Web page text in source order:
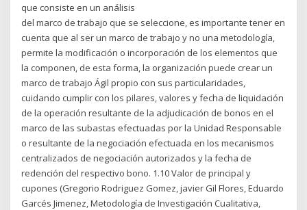
que consiste en un análisis
del marco de trabajo que se seleccione, es importante tener en
cuenta que al ser un marco de trabajo y no una metodología,
permite la modificación o incorporación de los elementos que
la componen, de esta forma, la organización puede crear un
marco de trabajo Ágil propio con sus particularidades,
cuidando cumplir con los pilares, valores y fecha de liquidación
de la operación resultante de la adjudicación de bonos en el
marco de las subastas efectuadas por la Unidad Responsable
o resultante de la negociación efectuada en los mecanismos
centralizados de negociación autorizados y la fecha de
redención del respectivo bono. 1.10 Valor de principal y
cupones (Gregorio Rodriguez Gomez, javier Gil Flores, Eduardo
Garcés Jimenez, Metodología de Investigación Cualitativa,